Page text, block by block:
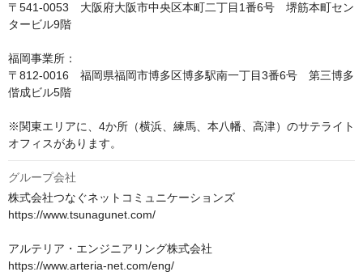
〒541-0053　大阪府大阪市中央区本町二丁目1番6号　堺筋本町セン
タービル9階
福岡事業所：
〒812-0016　福岡県福岡市博多区博多駅南一丁目3番6号　第三博多
偕成ビル5階
※関東エリアに、4か所（横浜、練馬、本八幡、高津）のサテライト
オフィスがあります。
グループ会社
株式会社つなぐネットコミュニケーションズ
https://www.tsunagunet.com/
アルテリア・エンジニアリング株式会社
https://www.arteria-net.com/eng/